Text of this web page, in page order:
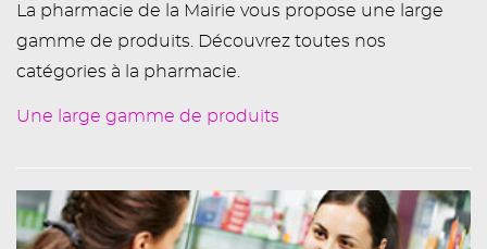
La pharmacie de la Mairie vous propose une large
gamme de produits. Découvrez toutes nos
catégories à la pharmacie.
Une large gamme de produits